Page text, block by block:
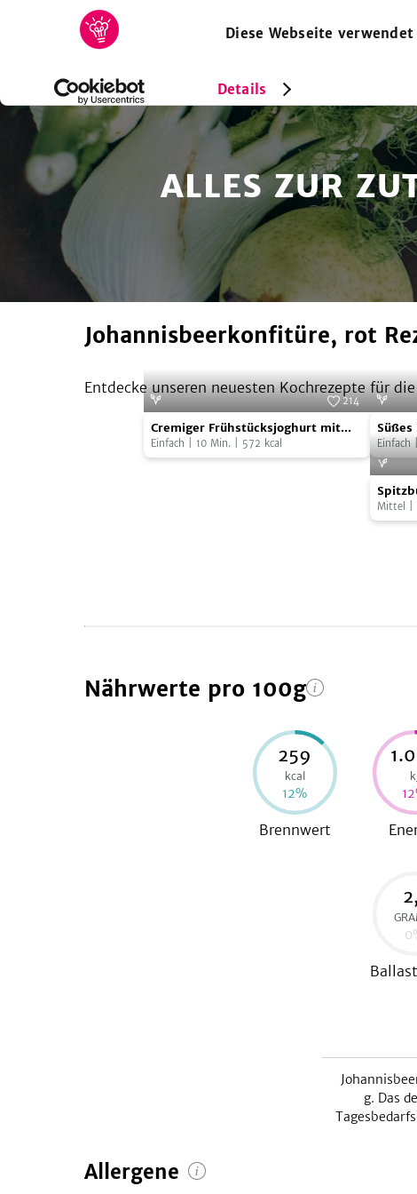
Diese Webseite verwendet
Details
REZEPTE SAMMLUNGEN MAGAZIN
ALLES ZUR
Johannisbeerkonfitüre, rot
Entdecke unseren neuesten Kochrezepte für
Cremiger
Frühstücksjoghurt
mit
Foto: SevenCooks
214
Cremiger Frühstücksjoghurt mit
Johannisbeer-Konfitüre
Einfach 10 Min. 572 kcal
Süßes
mit
Einfach
Mittel
Nährwerte pro 100g
259
kcal
12%
Brennwert
12
0
g. Das
Allergene